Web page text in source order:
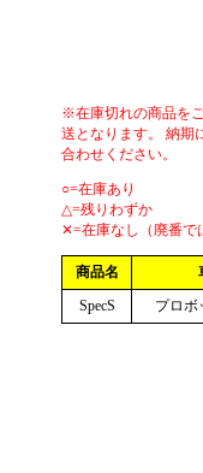
※在庫切れの商品を
送となります。 納期
合わせください。
○=在庫あり
△=残りわずか
✕=在庫なし（廃番で
商品名
SpecS
プロボ